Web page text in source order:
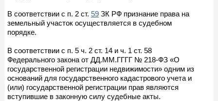
В соответствии с п. 2 ст. 59 ЗК РФ признание права на
земельный участок осуществляется в судебном
порядке.
В соответствии с п. 5 ч. 2 ст. 14 и ч. 1 ст. 58
Федерального закона от ДД.ММ.ГГГГ № 218-ФЗ «О
государственной регистрации недвижимости» одним из
оснований для государственного кадастрового учета и
(или) государственной регистрации прав являются
вступившие в законную силу судебные акты.